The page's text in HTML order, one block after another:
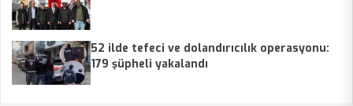
52 ilde tefeci ve dolandırıcılık operasyonu:
179 şüpheli yakalandı